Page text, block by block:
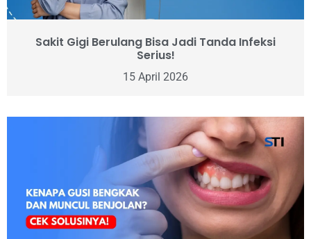
Sakit Gigi Berulang Bisa Jadi Tanda Infeksi
Serius!
15 April 2026